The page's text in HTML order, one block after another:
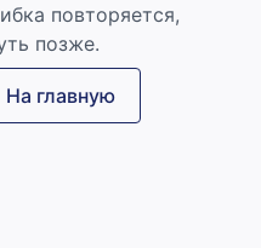
повторяется,
позже.
На главную